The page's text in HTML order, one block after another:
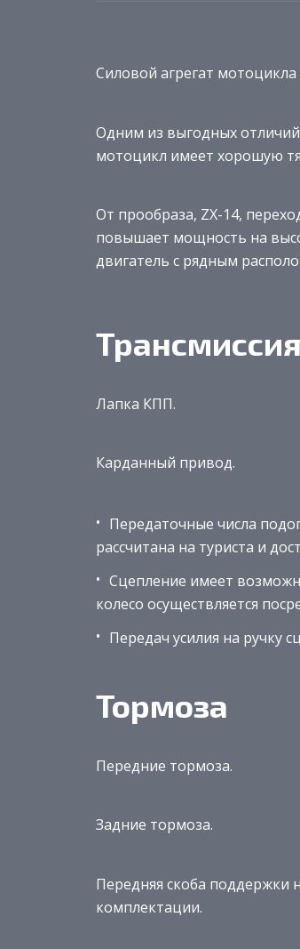
Силовой агрегат
Одним из выгодных
мотоцикл имеет хорошую
От прообраза, ZX-14,
повышает мощность на
двигатель с рядным
Лапка КПП.
Карданный привод.
Передаточные числа
рассчитана на туриста и
Сцепление имеет
колесо осуществляется
Передач усилия на ручку
Тормоза
Передние тормоза.
Задние тормоза.
Передняя скоба поддержки
комплектации.